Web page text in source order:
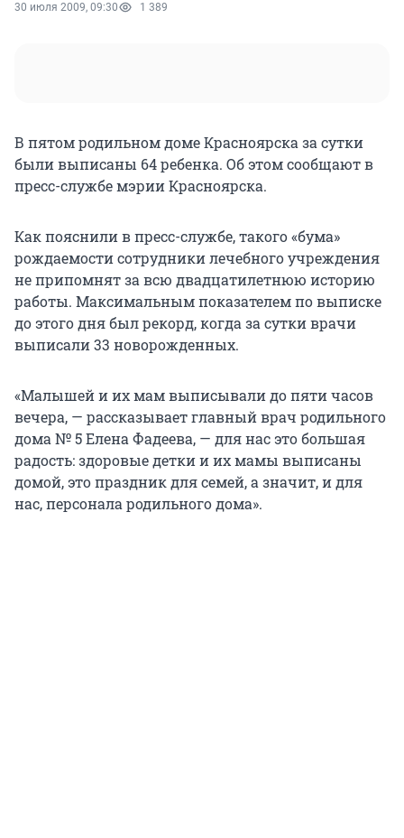
30 июля 2009, 09:30 1 389
В пятом родильном доме Красноярска за сутки
были выписаны 64 ребенка. Об этом сообщают в
пресс-службе мэрии Красноярска.
Как пояснили в пресс-службе, такого «бума»
рождаемости сотрудники лечебного учреждения
не припомнят за всю двадцатилетнюю историю
работы. Максимальным показателем по выписке
до этого дня был рекорд, когда за сутки врачи
выписали 33 новорожденных.
«Малышей и их мам выписывали до пяти часов
вечера, — рассказывает главный врач родильного
дома № 5 Елена Фадеева, — для нас это большая
радость: здоровые детки и их мамы выписаны
домой, это праздник для семей, а значит, и для
нас, персонала родильного дома».